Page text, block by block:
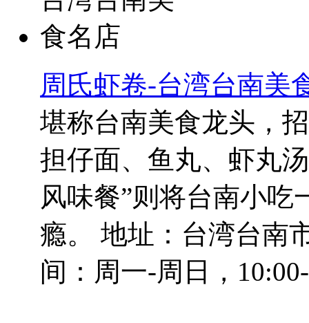
周氏虾卷-台湾台南美
堪称台南美食龙头，
担仔面、鱼丸、虾丸
风味餐”则将台南小
瘾。 地址：台湾台南
间：周一-周日，